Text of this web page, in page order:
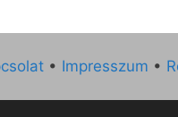
• Impresszum •